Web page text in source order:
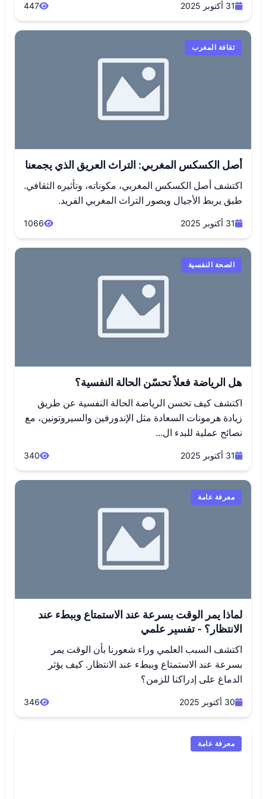
31 أكتوبر 2025 447
ثقافة المغرب
أصل الكسكس المغربي: التراث العريق الذي يجمعنا
اكتشف أصل الكسكس المغربي، مكوناته، وتأثيره الثقافي.
طبق يربط الأجيال ويصور التراث المغربي الفريد.
31 أكتوبر 2025 1066
الصحة النفسية
هل الرياضة فعلاً تحسّن الحالة النفسية؟
اكتشف كيف تحسن الرياضة الحالة النفسية عن طريق
زيادة هرمونات السعادة مثل الإندورفين والسيروتونين، مع
نصائح عملية للبدء ال...
31 أكتوبر 2025 340
معرفة عامة
لماذا يمر الوقت بسرعة عند الاستمتاع وببطء عند
الانتظار؟ - تفسير علمي
اكتشف السبب العلمي وراء شعورنا بأن الوقت يمر
بسرعة عند الاستمتاع وببطء عند الانتظار. كيف يؤثر
الدماغ على إدراكنا للزمن؟
30 أكتوبر 2025 346
معرفة عامة